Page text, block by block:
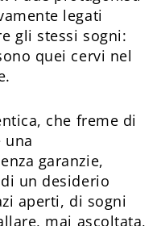
legati
gli stessi sogni:
quei cervi nel
che freme di
una
garanzie,
un desiderio
aperti, di sogni
mai ascoltata,